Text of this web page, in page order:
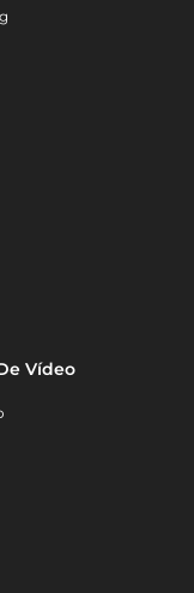
Vídeo